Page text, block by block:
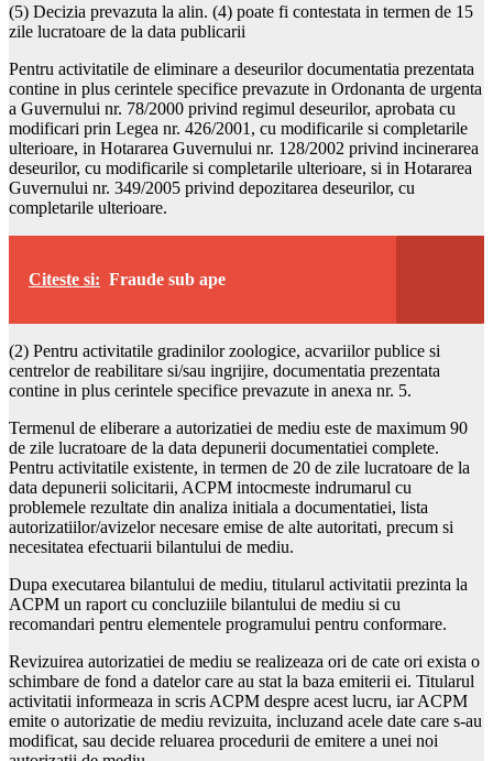
(5) Decizia prevazuta la alin. (4) poate fi contestata in termen de 15
zile lucratoare de la data publicarii
Pentru activitatile de eliminare a deseurilor documentatia prezentata
contine in plus cerintele specifice prevazute in Ordonanta de urgenta
a Guvernului nr. 78/2000 privind regimul deseurilor, aprobata cu
modificari prin Legea nr. 426/2001, cu modificarile si completarile
ulterioare, in Hotararea Guvernului nr. 128/2002 privind incinerarea
deseurilor, cu modificarile si completarile ulterioare, si in Hotararea
Guvernului nr. 349/2005 privind depozitarea deseurilor, cu
completarile ulterioare.
Citeste si: Fraude sub ape
(2) Pentru activitatile gradinilor zoologice, acvariilor publice si
centrelor de reabilitare si/sau ingrijire, documentatia prezentata
contine in plus cerintele specifice prevazute in anexa nr. 5.
Termenul de eliberare a autorizatiei de mediu este de maximum 90
de zile lucratoare de la data depunerii documentatiei complete.
Pentru activitatile existente, in termen de 20 de zile lucratoare de la
data depunerii solicitarii, ACPM intocmeste indrumarul cu
problemele rezultate din analiza initiala a documentatiei, lista
autorizatiilor/avizelor necesare emise de alte autoritati, precum si
necesitatea efectuarii bilantului de mediu.
Dupa executarea bilantului de mediu, titularul activitatii prezinta la
ACPM un raport cu concluziile bilantului de mediu si cu
recomandari pentru elementele programului pentru conformare.
Revizuirea autorizatiei de mediu se realizeaza ori de cate ori exista o
schimbare de fond a datelor care au stat la baza emiterii ei. Titularul
activitatii informeaza in scris ACPM despre acest lucru, iar ACPM
emite o autorizatie de mediu revizuita, incluzand acele date care s-au
modificat, sau decide reluarea procedurii de emitere a unei noi